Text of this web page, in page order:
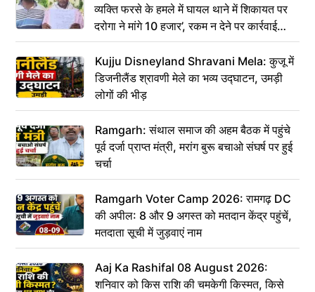
व्यक्ति फरसे के हमले में घायल थाने में शिकायत पर
दरोगा ने मांगे 10 हजार’, रकम न देने पर कार्रवाई
ठंडी!
Kujju Disneyland Shravani Mela: कुजू में
डिजनीलैंड श्रावणी मेले का भव्य उद्घाटन, उमड़ी
लोगों की भीड़
Ramgarh: संथाल समाज की अहम बैठक में पहुंचे
पूर्व दर्जा प्राप्त मंत्री, मरांग बुरू बचाओ संघर्ष पर हुई
चर्चा
Ramgarh Voter Camp 2026: रामगढ़ DC
की अपील: 8 और 9 अगस्त को मतदान केंद्र पहुंचें,
मतदाता सूची में जुड़वाएं नाम
Aaj Ka Rashifal 08 August 2026:
शनिवार को किस राशि की चमकेगी किस्मत, किसे